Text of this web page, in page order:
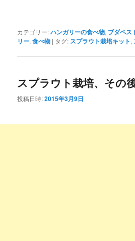
カテゴリー:ハンガリーの食べ物, ブダペス
リー,食べ物 | タグ: スプラウト栽培キット,
スプラウト栽培、その後
投稿日時:2015年3月9日